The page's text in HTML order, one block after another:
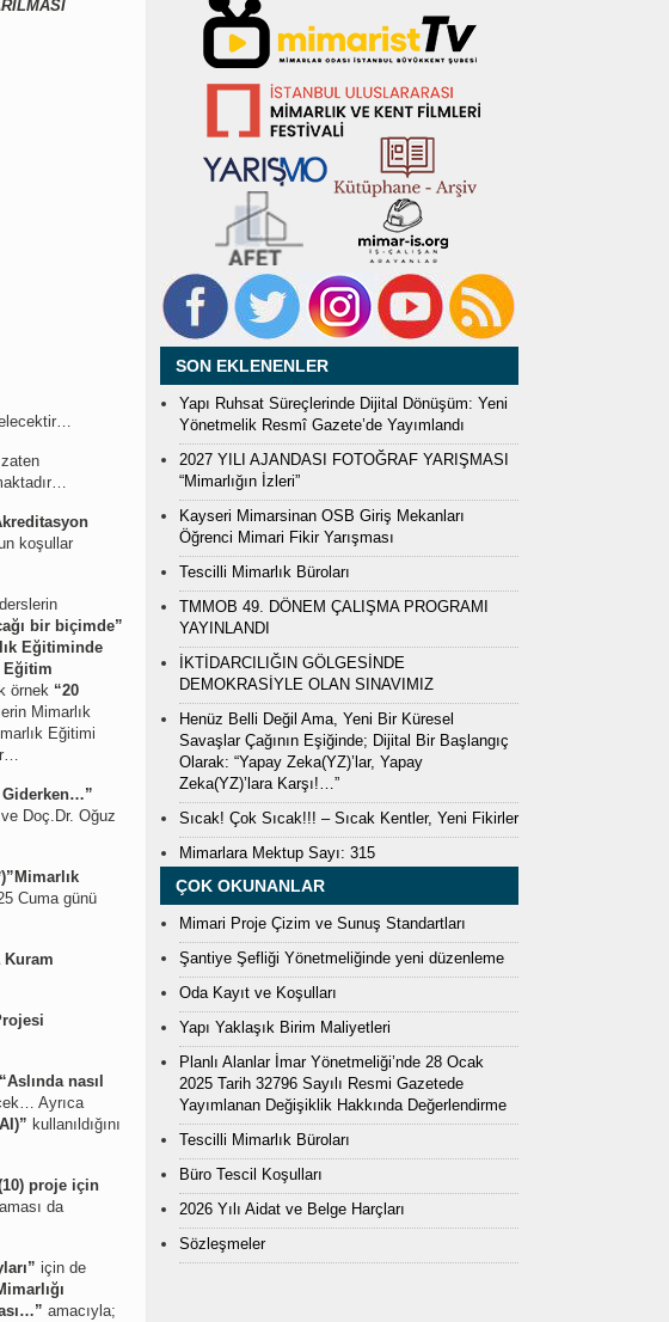
koşullar
bir biçimde”
Eğitiminde
Eğitim
örnek “20
Mimarlık
Eğitimi
Giderken…”
Doç.Dr. Oğuz
Cuma günü
Kuram
“Aslında nasıl
Ayrıca
kullanıldığını
proje için
da
için de
amacıyla;
SON EKLENENLER
Yapı Ruhsat Süreçlerinde Dijital Dönüşüm: Yeni
Yönetmelik Resmî Gazete’de Yayımlandı
2027 YILI AJANDASI FOTOĞRAF YARIŞMASI
“Mimarlığın İzleri”
Kayseri Mimarsinan OSB Giriş Mekanları
Öğrenci Mimari Fikir Yarışması
Tescilli Mimarlık Büroları
TMMOB 49. DÖNEM ÇALIŞMA PROGRAMI
YAYINLANDI
İKTİDARCILIĞIN GÖLGESİNDE
DEMOKRASİYLE OLAN SINAVIMIZ
Henüz Belli Değil Ama, Yeni Bir Küresel
Savaşlar Çağının Eşiğinde; Dijital Bir Başlangıç
Olarak: “Yapay Zeka(YZ)’lar, Yapay
Zeka(YZ)’lara Karşı!…”
Sıcak! Çok Sıcak!!! – Sıcak Kentler, Yeni Fikirler
Mimarlara Mektup Sayı: 315
ÇOK OKUNANLAR
Mimari Proje Çizim ve Sunuş Standartları
Şantiye Şefliği Yönetmeliğinde yeni düzenleme
Oda Kayıt ve Koşulları
Yapı Yaklaşık Birim Maliyetleri
Planlı Alanlar İmar Yönetmeliği’nde 28 Ocak
2025 Tarih 32796 Sayılı Resmi Gazetede
Yayımlanan Değişiklik Hakkında Değerlendirme
Tescilli Mimarlık Büroları
Büro Tescil Koşulları
2026 Yılı Aidat ve Belge Harçları
Sözleşmeler